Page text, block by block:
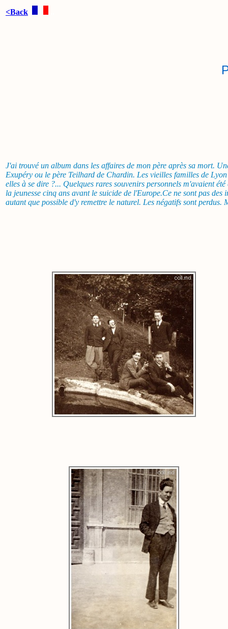
<Back
J'ai trouvé un album dans les affaires de mon père après sa mort.
Exupéry ou le père Teilhard de Chardin. Les vieilles familles de
elles à se dire ?... Quelques rares souvenirs personnels m'avaient
la jeunesse cinq ans avant le suicide de l'Europe.Ce ne sont pas
autant que possible d'y remettre le naturel. Les négatifs sont